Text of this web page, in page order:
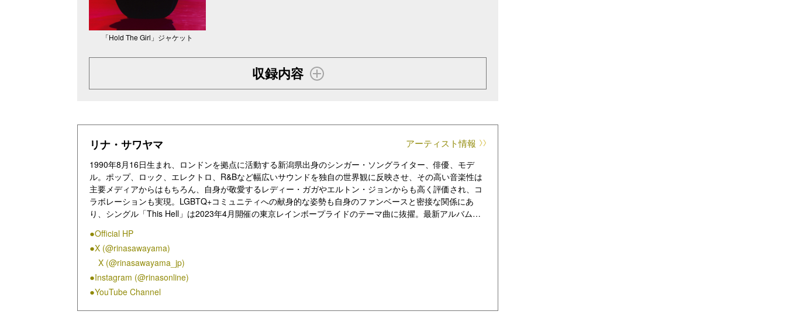
「Hold The Girl」ジャケット
収録内容
リナ・サワヤマ アーティスト情報
1990年8月16日生まれ、ロンドンを拠点に活動する新潟県出身のシンガー・ソングライター、俳優、モデ
ル。ポップ、ロック、エレクトロ、R&Bなど幅広いサウンドを独自の世界観に反映させ、その高い音楽性は
主要メディアからはもちろん、自身が敬愛するレディー・ガガやエルトン・ジョンからも高く評価され、コ
ラボレーションも実現。LGBTQ+コミュニティへの献身的な姿勢も自身のファンベースと密接な関係にあ
り、シングル「This Hell」は2023年4月開催の東京レインボープライドのテーマ曲に抜擢。最新アルバム
品を引っ提げたワールドツアーは世界各国で完売。2023年には名古屋、大阪、東京で大規模なジャパン・ツ
アーを成功させる。俳優業でもその活躍は高く評価され、2023年3月に全米公開され、シリーズ最高興収を
記録した『ジョン・ウィック：コンセクエンス』では真田広之演じるシマヅの娘・アキラを演じる。今世界
が最もその動きに注目するライジング・スター。
Official HP
X (@rinasawayama)
X (@rinasawayama_jp)
Instagram (@rinasonline)
YouTube Channel